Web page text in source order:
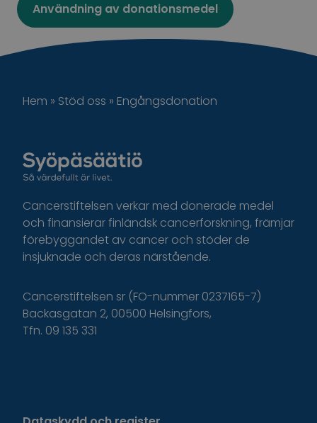
Användning av donationsmedel
Hem » Stöd oss » Engångsdonation
Cancerstiftelsen verkar med donerade medel
och finansierar finländsk cancerforskning, främjar
förebyggandet av cancer och stöder de
insjuknade och deras närstående.
Cancerstiftelsen sr (FO-nummer 0237165-7)
Backasgatan 2, 00500 Helsingfors,
Tfn. 09 135 331